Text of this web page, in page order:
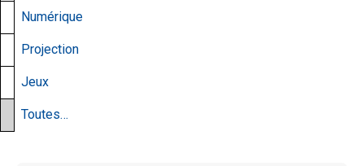
Numérique
Projection
Jeux
Toutes…